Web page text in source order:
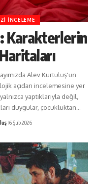
İNCELEME
Karakterlerin
Alev Kurtuluş'un
açıdan incelemesine yer
yaptıklarıyla değil,
duygular, çocukluktan…
6 Şub 2026